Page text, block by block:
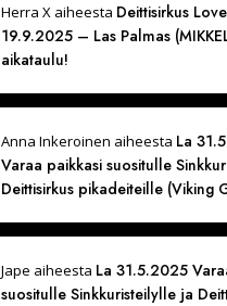
Herra Xaiheesta Deittisirkus
19.9.2025 – Las Palmas
aikataulu!
Anna Inkeroinen aiheesta La
Varaa paikkasi suositulle
Deittisirkus pikadeiteille (Viking
Jape aiheesta La 31.5.2025
suositulle Sinkkuristeilylle ja